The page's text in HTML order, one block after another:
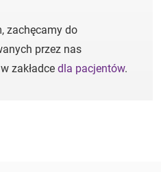
zachęcamy do
przez nas
zakładce dla pacjentów.